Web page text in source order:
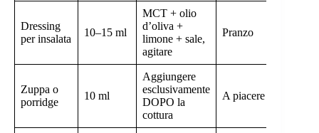
Dressing
per insalata
10–15 ml
MCT + olio
d’oliva +
limone + sale,
agitare
Pranzo
Zuppa o
porridge
10 ml
Aggiungere
esclusivamente
DOPO la
cottura
A piacere